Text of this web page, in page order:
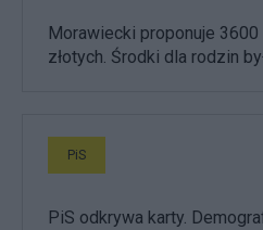
Morawiecki proponuje
złotych. Środki dla rodzin
PiS
PiS odkrywa karty.